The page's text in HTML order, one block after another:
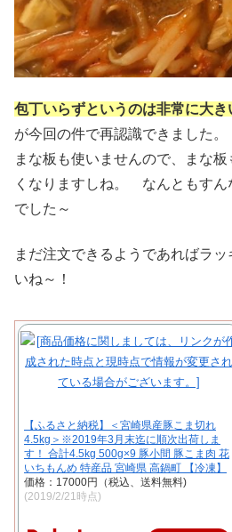
包丁いらずというのは非常に大き
が今回の件で再認識できました。
まな板も使いませんので、まな
くなりますしね。 なんともすん
でした～
まだ注文できるようであればラ
いね～！
【ふるさと納税】＜宮崎県産豚こま切れ
4.5kg＞※2019年3月末迄に順次出荷しま
す！ 合計4.5kg 500g×9 豚小間 豚こま肉 花
いちもんめ 特産品 宮崎県 高鍋町 【冷凍】
価格：17000円（税込、送料無料)
(2019/2/21時点)